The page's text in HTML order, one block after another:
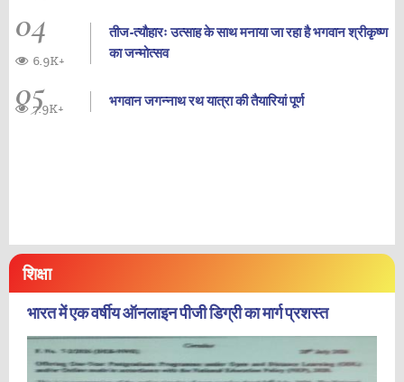
04
तीज-त्यौहारः उत्साह के साथ मनाया जा रहा है भगवान श्रीकृष्ण
का जन्‍मोत्‍सव
6.9K+
05 भगवान जगन्नाथ रथ यात्रा की तैयारियां पूर्ण
7.9K+
शिक्षा
भारत में एक वर्षीय ऑनलाइन पीजी डिग्री का मार्ग प्रशस्त